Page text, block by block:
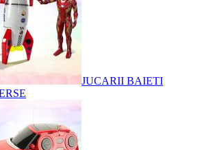
JUCARII BAIETI